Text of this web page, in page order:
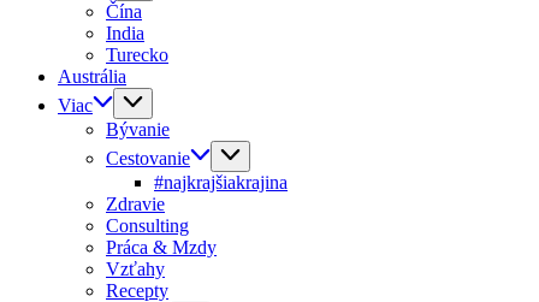
Čína
India
Turecko
Austrália
Viac
Bývanie
Cestovanie
#najkrajšiakrajina
Zdravie
Consulting
Práca & Mzdy
Vzťahy
Recepty